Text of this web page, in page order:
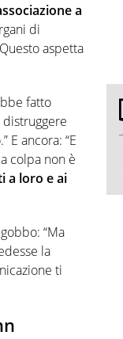
a
di
aspetta
fatto
E ancora: “E
colpa non è
a loro e ai
“Ma
la
ti